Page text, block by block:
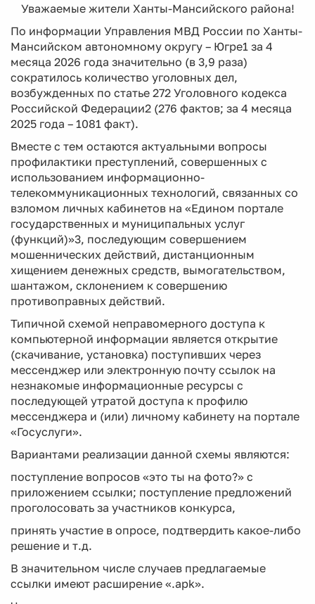
Уважаемые жители Ханты-Мансийского района!
По информации Управления МВД России по Ханты-
Мансийском автономному округу – Югре1 за 4
месяца 2026 года значительно (в 3,9 раза)
сократилось количество уголовных дел,
возбужденных по статье 272 Уголовного кодекса
Российской Федерации2 (276 фактов; за 4 месяца
2025 года – 1081 факт).
Вместе с тем остаются актуальными вопросы
профилактики преступлений, совершенных с
использованием информационно-
телекоммуникационных технологий, связанных со
взломом личных кабинетов на «Едином портале
государственных и муниципальных услуг
(функций)»3, последующим совершением
мошеннических действий, дистанционным
хищением денежных средств, вымогательством,
шантажом, склонением к совершению
противоправных действий.
Типичной схемой неправомерного доступа к
компьютерной информации является открытие
(скачивание, установка) поступивших через
мессенджер или электронную почту ссылок на
незнакомые информационные ресурсы с
последующей утратой доступа к профилю
мессенджера и (или) личному кабинету на портале
«Госуслуги».
Вариантами реализации данной схемы являются:
поступление вопросов «это ты на фото?» с
приложением ссылки; поступление предложений
проголосовать за участников конкурса,
принять участие в опросе, подтвердить какое-либо
решение и т.д.
В значительном числе случаев предлагаемые
ссылки имеют расширение «.apk».